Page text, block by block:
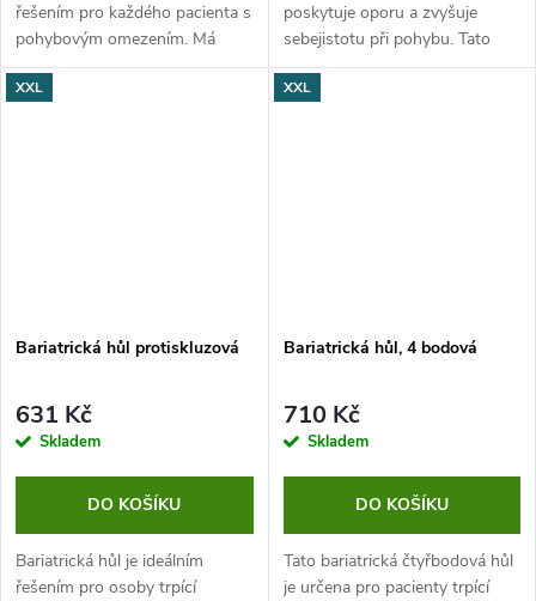
řešením pro každého pacienta s
pohybovým omezením. Má
nastavitelnou výšku,
protiskluzové koncovky a
poskytuje oporu a zvyšuje
sebejistotu při pohybu. Tato
skládací varianta navíc
umožňuje hůl kdykoliv složit a
XXL
Bariatrická hůl protiskluzová
631 Kč
Skladem
DO KOŠÍKU
Bariatrická hůl je ideálním
řešením pro osoby trpící
XXL
Bariatrická hůl, 4 bodová
710 Kč
Skladem
DO KOŠÍKU
Tato bariatrická čtyřbodová hůl
je určena pro pacienty trpící